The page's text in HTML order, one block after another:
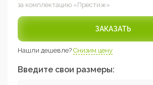
за комплектацию «Престиж»
ЗАКАЗАТЬ
Нашли дешевле? Снизим цену
Введите свои размеры: